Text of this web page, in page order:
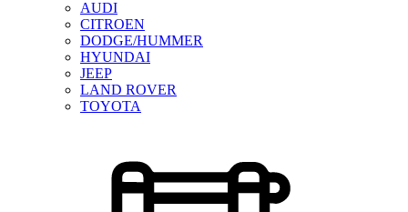
AUDI
CITROEN
DODGE/HUMMER
HYUNDAI
JEEP
LAND ROVER
TOYOTA